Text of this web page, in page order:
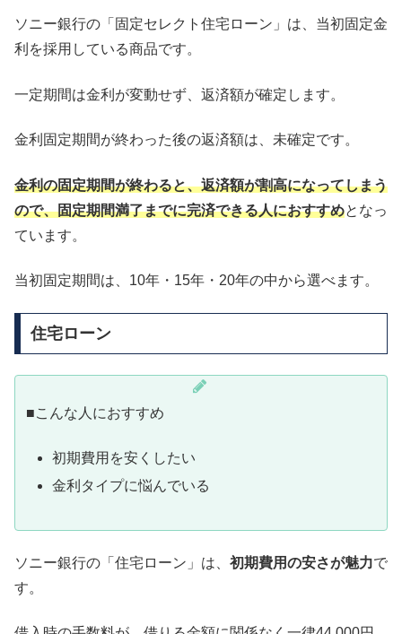
ソニー銀行の「固定セレクト住宅ローン」は、当初固定金
利を採用している商品です。
一定期間は金利が変動せず、返済額が確定します。
金利固定期間が終わった後の返済額は、未確定です。
金利の固定期間が終わると、返済額が割高になってしまう
ので、固定期間満了までに完済できる人におすすめとなっ
ています。
当初固定期間は、10年・15年・20年の中から選べます。
住宅ローン
■こんな人におすすめ
初期費用を安くしたい
金利タイプに悩んでいる
ソニー銀行の「住宅ローン」は、 初期費用の安さが魅力で
す。